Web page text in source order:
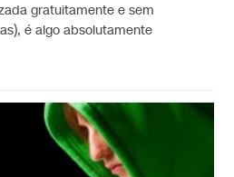
gratuitamente e sem
é algo absolutamente